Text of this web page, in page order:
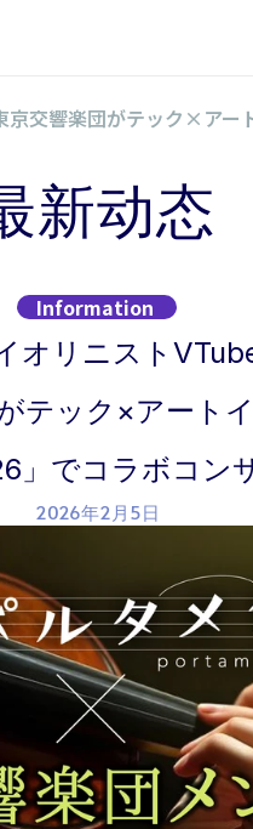
交響楽団がテック×アー
新动态
Information
オリニスト
テック×アート
」でコラボコン
2026年2月5日